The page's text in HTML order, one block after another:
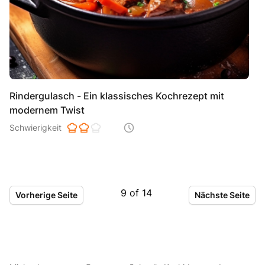
Rindergulasch - Ein klassisches Kochrezept mit
modernem Twist
Schwierigkeit der Zubereitung. 1 ist einfach 2 ist mittel 3 ist
Schwierigkeit Zeitaufwand der der Zubereitung.
Vorherige Seite 9 of 14 Nächste Seite